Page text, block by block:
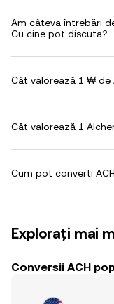
Am câteva întrebări
Cu cine pot discuta?
Cât valorează 1 ₩ de
Cât valorează 1
Cum pot converti
Explorați mai
Conversii ACH